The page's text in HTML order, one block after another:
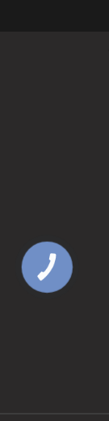
КНОПКА
СВЯЗИ